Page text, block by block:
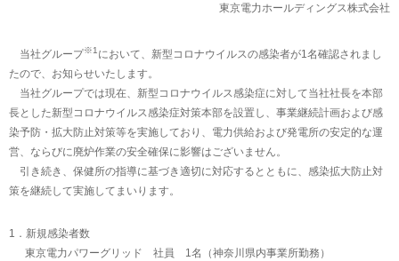
東京電力ホールディングス株式会社
当社グループ※1 において、新型コロナウイルスの感染者が1名確認されまし
たので、お知らせいたします。
当社グループでは現在、新型コロナウイルス感染症に対して当社社長を本部
長とした新型コロナウイルス感染症対策本部を設置し、事業継続計画および感
染予防・拡大防止対策等を実施しており、電力供給および発電所の安定的な運
営、ならびに廃炉作業の安全確保に影響はございません。
引き続き、保健所の指導に基づき適切に対応するとともに、感染拡大防止対
策を継続して実施してまいります。
1．新規感染者数
東京電力パワーグリッド 社員 1名（神奈川県内事業所勤務）